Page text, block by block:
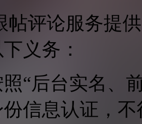
帖评论服务提
义务：
照“后台实名、
信息认证，